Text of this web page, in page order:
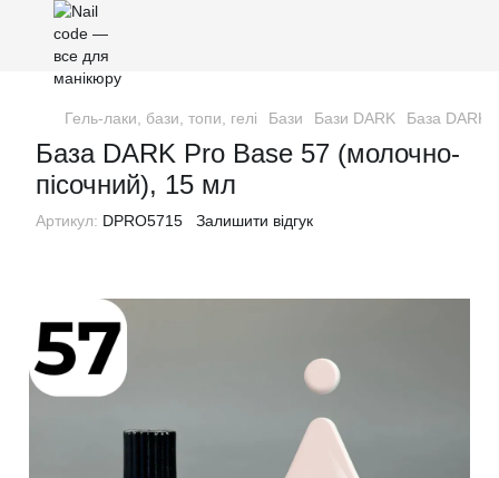
Гель-лаки, бази, топи, гелі Бази Бази DARK База DARK
База DARK Pro Base 57 (молочно-
пісочний), 15 мл
Артикул: DPRO5715 Залишити відгук